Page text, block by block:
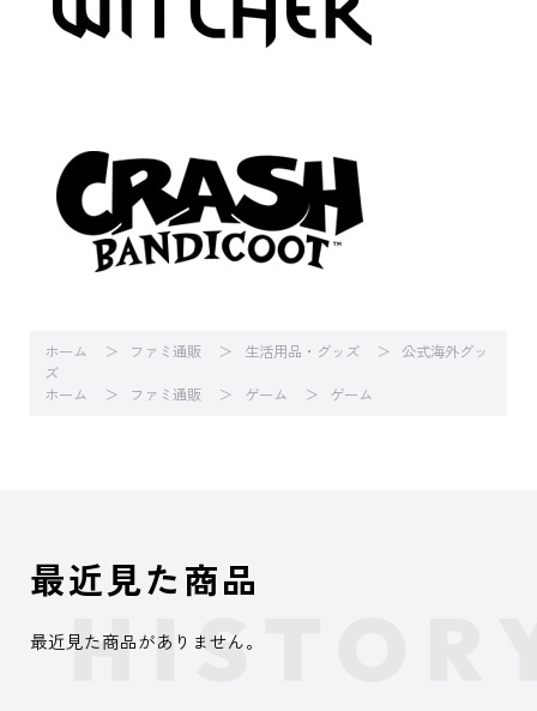
ホーム ファミ通販 生活用品・グッズ
公式海外グッ
ズ
ホーム
ファミ通販 ゲーム ゲーム
最近見た商品
最近見た商品がありません。